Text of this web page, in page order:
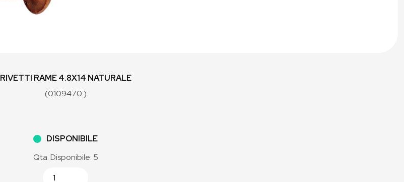
RIVETTI RAME 4.8X14 NATURALE
(0109470 )
DISPONIBILE
Qta. Disponibile: 5